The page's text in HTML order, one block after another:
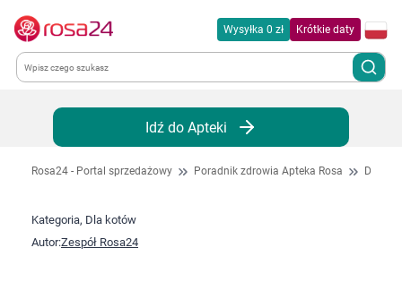
Wysyłka 0 zł Krótkie daty
Kategorie
Chemia gospodarcza
Dla zwierząt
Idź do Apteki
Rosa24 - Portal sprzedażowy Poradnik zdrowia Apteka Rosa Dla
Kategoria, Dla kotów
Autor:Zespół Rosa24